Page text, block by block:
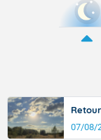
07/08/